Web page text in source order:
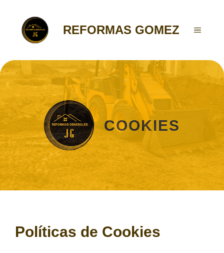
contenido
REFORMAS GOMEZ MENÚ
COOKIES
Políticas de Cookies